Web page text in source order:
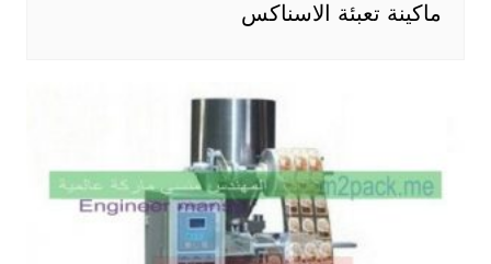
ماكينة تعبئة الاسناكس